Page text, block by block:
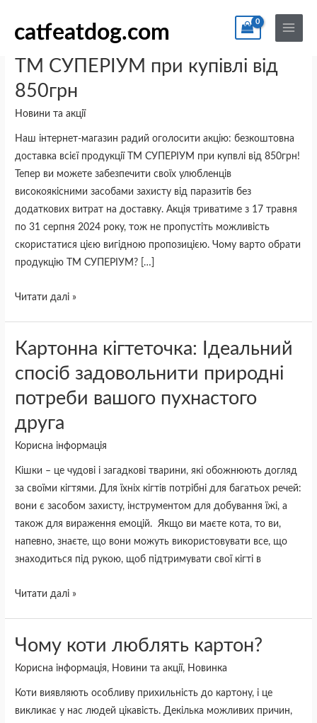
catfeatdog.com
Main
Menu
Безкоштовна доставка продукції
ТМ СУПЕРІУМ при купівлі від
850грн
Новини та акції
Наш інтернет-магазин радий оголосити акцію: безкоштовна
доставка всієї продукції ТМ СУПЕРІУМ при купвлі від 850грн!
Тепер ви можете забезпечити своїх улюбленців
високоякісними засобами захисту від паразитів без
додаткових витрат на доставку. Акція триватиме з 17 травня
по 31 серпня 2024 року, тож не пропустіть можливість
скористатися цією вигідною пропозицією. Чому варто обрати
продукцію ТМ СУПЕРІУМ? […]
Безкоштовна
продукції
ТМ
СУПЕРІУМ
купівлі
від
850грн
Читати далі »
Картонна кігтеточка: Ідеальний
спосіб задовольнити природні
потреби вашого пухнастого
друга
Корисна інформація
Кішки – це чудові і загадкові тварини, які обожнюють догляд
за своїми кігтями. Для їхніх кігтів потрібні для багатьох речей:
вони є засобом захисту, інструментом для добування їжі, а
також для вираження емоцій. Якщо ви маєте кота, то ви,
напевно, знаєте, що вони можуть використовувати все, що
знаходиться під рукою, щоб підтримувати свої кігті в
Картонна
Ідеальний
спосіб
природні
потреби
вашого
пухнастого
друга
Читати далі »
Чому коти люблять картон?
Корисна інформація, Новини та акції, Новинка
Коти виявляють особливу прихильність до картону, і це
викликає у нас людей цікавість. Декілька можливих причин,
Чому
люблять
картон?